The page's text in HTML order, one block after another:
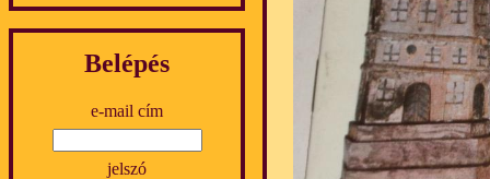
Belépés
e-mail cím
jelszó